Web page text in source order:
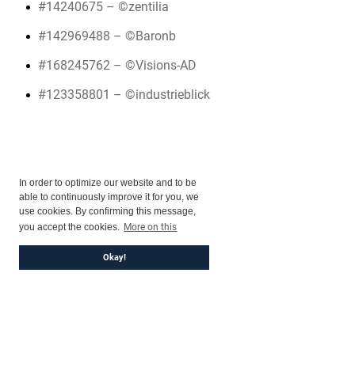
In order to optimize our website and to be
able to continuously improve it for you, we
use cookies. By confirming this message,
you accept the cookies. More on this
Okay!
#14240675 – ©zentilia
#142969488 – ©Baronb
#168245762 – ©Visions-AD
#123358801 – ©industrieblick